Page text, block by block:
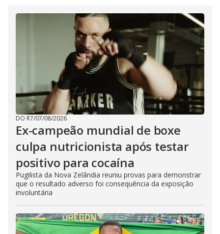
DO R7/07/08/2026
Ex-campeão mundial de boxe
culpa nutricionista após testar
positivo para cocaína
Pugilista da Nova Zelândia reuniu provas para demonstrar
que o resultado adverso foi consequência da exposição
involuntária